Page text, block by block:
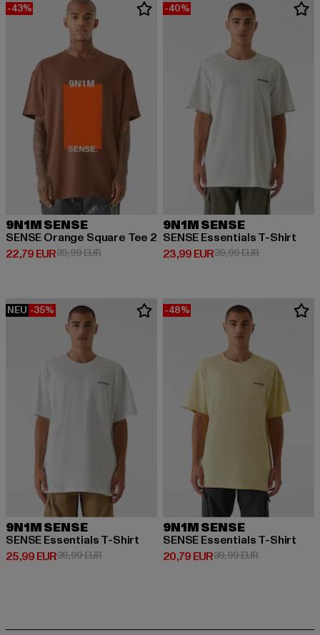
-43%
9N1M SENSE
SENSE Orange Square Tee 2
22,79 EUR
Derzeitiger Preis: 22,79 EUR
39,99 EURAktionspreis: 39,99 EUR
-40%
9N1M SENSE
SENSE Essentials T-Shirt
23,99 EUR
Derzeitiger Preis: 23,99 EUR
39,99 EURAktionspreis:
NEU -35%
9N1M SENSE
SENSE Essentials T-Shirt
25,99 EUR
Derzeitiger Preis: 25,99 EUR
39,99 EURAktionspreis: 39,99 EUR
-48%
9N1M SENSE
SENSE Essentials T-Shirt
20,79 EUR
Derzeitiger Preis: 20,79 EUR
39,99 EURAktionspreis: